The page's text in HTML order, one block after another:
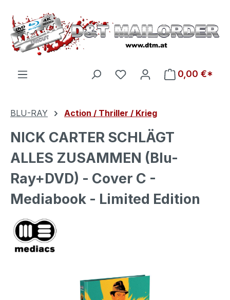
Zum Hauptinhalt springen
Du hast 0 Produkte auf
0,00 €*
BLU-RAY Action / Thriller / Krieg
NICK CARTER SCHLÄGT
ALLES ZUSAMMEN (Blu-
Ray+DVD) - Cover C -
Mediabook - Limited Edition
Bildergalerie überspringen